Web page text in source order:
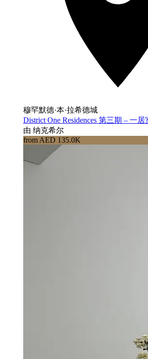
穆罕默德·本·拉希德城
District One Residences 第三期 – 一居
由 纳克希尔
from AED 135.0K